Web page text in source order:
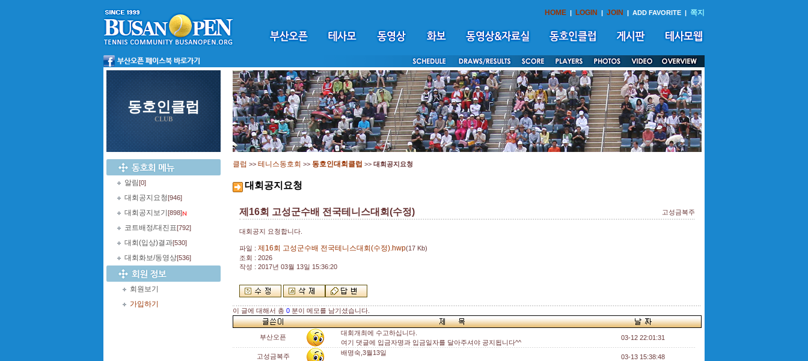
HOME | LOGIN | JOIN | ADD FAVORITE | 쪽지
동호인클럽
CLUB
알림[0]
대회공지요청[946]
대회공지보기 [898]
코트배정/대진표[792]
대회(입상)결과[530]
대회화보/동영상[536]
회원보기
가입하기
클럽 >> 테니스동호회 >> 동호인대회클럽 >> 대회공지요청
대회공지요청
제16회 고성군수배 전국테니스대회(수정) 고성금복주
대회공지 요청합니다.
파일 : 제16회 고성군수배 전국테니스대회(수정).hwp(17 Kb)
조회 : 2026
작성 : 2017년 03월 13일 15:36:20
이 글에 대해서 총 0 분이 메모를 남기셨습니다.
부산오픈
대회개최에 수고하십니다.
여기 댓글에 입금자명과 입금일자를 달아주셔야 공지됩니다^^
03-12 22:01:31
고성금복주 배명숙,3월13일
03-13 15:38:48